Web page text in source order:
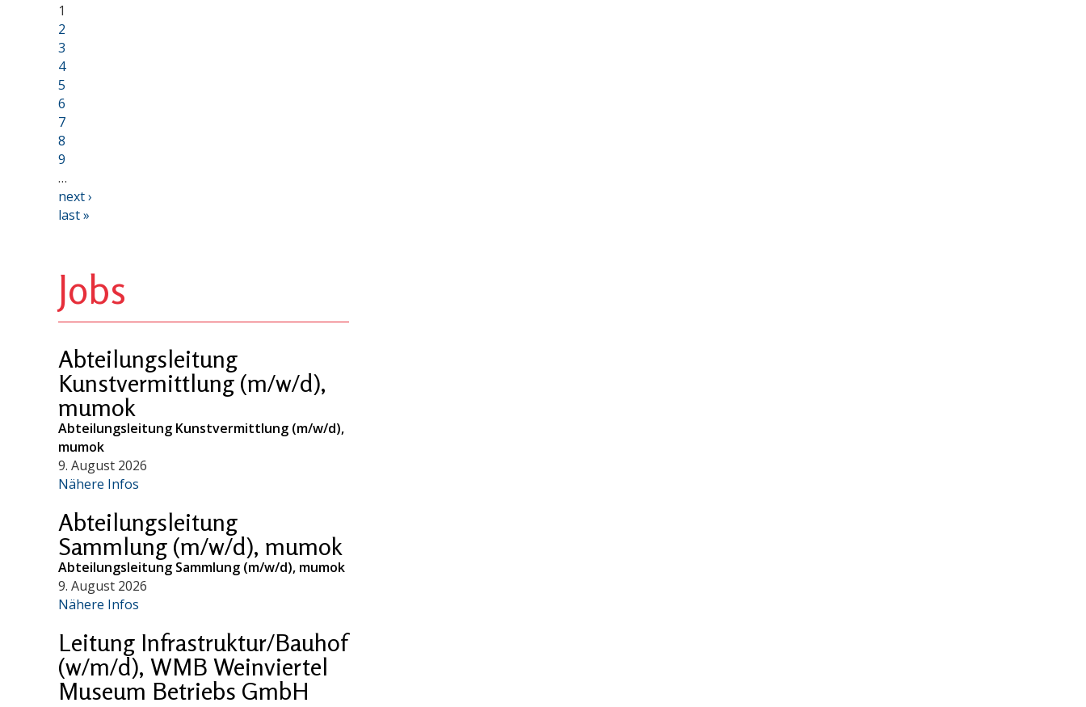
1
2
3
4
5
6
7
8
9
…
next ›
last »
Jobs
Abteilungsleitung
Kunstvermittlung (m/w/d),
mumok
Abteilungsleitung Kunstvermittlung (m/w/d),
mumok
9. August 2026
Nähere Infos
Abteilungsleitung
Sammlung (m/w/d), mumok
Abteilungsleitung Sammlung (m/w/d), mumok
9. August 2026
Nähere Infos
Leitung Infrastruktur/Bauhof
(w/m/d), WMB Weinviertel
Museum Betriebs GmbH